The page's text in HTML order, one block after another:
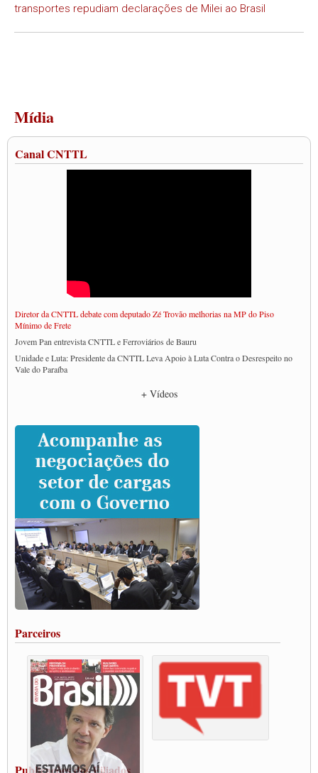
transportes repudiam declarações de Milei ao Brasil
Mídia
Canal CNTTL
Diretor da CNTTL debate com deputado Zé Trovão melhorias na MP do Piso
Mínimo de Frete
Jovem Pan entrevista CNTTL e Ferroviários de Bauru
Unidade e Luta: Presidente da CNTTL Leva Apoio à Luta Contra o Desrespeito no
Vale do Paraíba
Caminhoneiros prometem paralisação e cobram diálogo com Lula
CNTTL e lideranças de caminhoneiros participam de debate sobre saúde nas
rodovias
Paulinho e Litti debatem política global para transporte rodoviário de cargas na
SUTCRA no Uruguai
Grande Conquista da Categoria transporte de Cargas e Caminhoneiros Autonomos
ENCONTRO INTERNACIONAL EM APOIO A CLASSE TRABALHADORA
DO BRASIL E A ELEIÇÃO 2022
Carta às Brasileiras e aos Brasileiros em Defesa do Estado Democrático de Direito
Paulinho, presidente da CNTTL, faz balanço do 3º Congresso da CNTTL
Caminhoneiros aprovam greve a partir do 1º de novembro
Rodoviários de Feira Santana fazem Assembleia para avaliar proposta de reajuste
salarial
Vacina Já: Lockdown de 24 horas dos trabalhadores em transportes está mantido,
Condutores de Guarulhos farão greve sanitária nesta terça-feira (20)
Paralisação dos Caminhoneiros na #BR285, entrocamento que liga o Mercosul ao
Rio Grande
Caminhoneiros bloqueiam duas faixas na Castello Branco e fazem protesto
Modal-Live #13 Aumento da Violência Contra Mulher e o Adoecimento da Classe
Trabalhadora em Tempos de Pandemia
MODAL-LIVE#12 POLÍTICAS PÚBLICAS DE TRANSPORTE PARA A
CLASSE TRABALHADORA E ELEIÇÕES NA PANDEMIA
+ Vídeos
Parceiros
Publicações dos Filiados